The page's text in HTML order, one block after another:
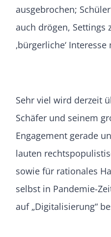
ausgebrochen;
auch drögen,
‚bürgerliche‘
Sehr viel wird derzeit
Schäfer und seinem
Engagement gerade
lauten
sowie für rationales
selbst in Pandemie-
auf „Digitalisierung“